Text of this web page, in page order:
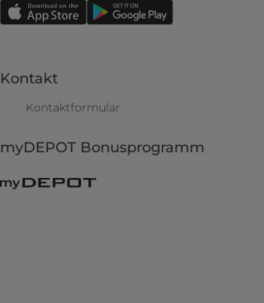
Kontakt
Kontaktformular
myDEPOT Bonusprogramm